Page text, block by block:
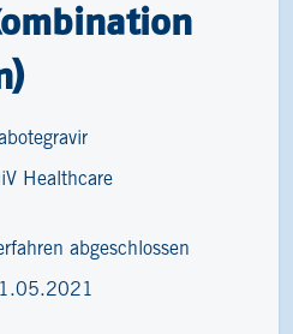
Healthcare
abgeschlossen